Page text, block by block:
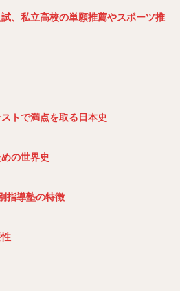
、私立高校の単願推薦やスポーツ推
トで満点を取る日本史
の世界史
指導塾の特徴